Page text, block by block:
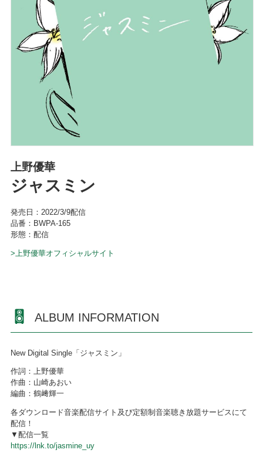
上野優華
ジャスミン
発売日：2022/3/9配信
品番：BWPA-165
形態：配信
>上野優華オフィシャルサイト
ALBUM INFORMATION
New Digital Single「ジャスミン」
作詞：上野優華
作曲：山崎あおい
編曲：鶴﨑輝一
各ダウンロード音楽配信サイト及び定額制音楽聴き放題サービスにて
配信！
▼配信一覧
https://lnk.to/jasmine_uy